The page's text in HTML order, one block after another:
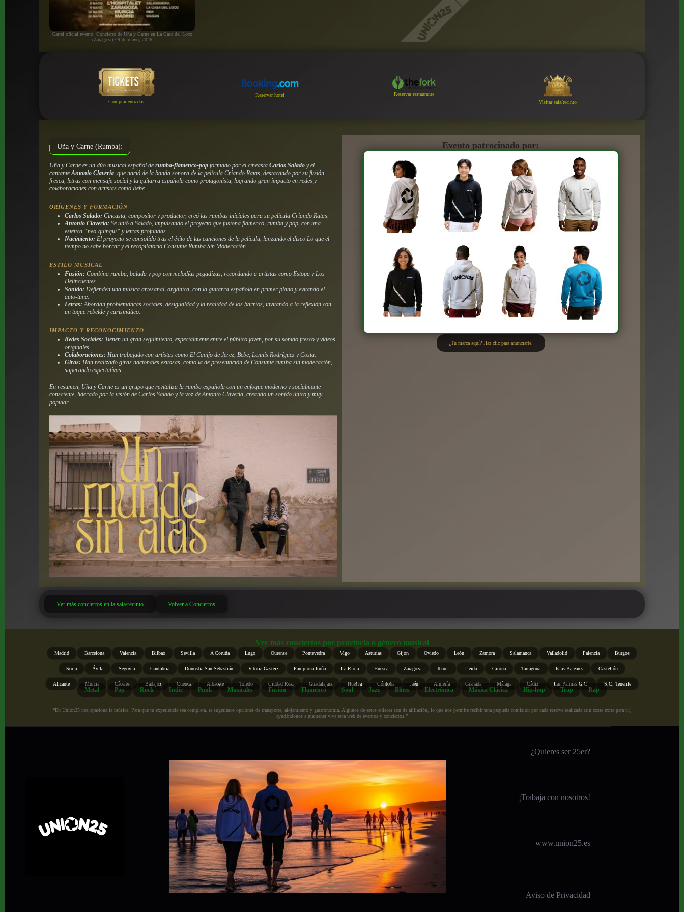
Cartel oficial evento: Concierto de Uña y Carne en La Casa del Loco
(Zaragoza) · 9 de mayo, 2026
Comprar entradas
Reservar hotel
Reservar restaurante
Visitar sala/recinto
Uña y Carne (Rumba):
Uña y Carne es un dúo musical español derumba-flamenco-pop formado por el cineastaCarlos Salado y el
cantanteAntonio Clavería, que nació de la banda sonora de la películaCriando Ratas, destacando por su fusión
fresca, letras con mensaje social y la guitarra española como protagonista, logrando gran impacto en redes y
colaboraciones con artistas como Bebe.
ORÍGENES Y FORMACIÓN
Carlos Salado: Cineasta, compositor y productor, creó las rumbas iniciales para su películaCriando Ratas.
Antonio Clavería: Se unió a Salado, impulsando el proyecto que fusiona flamenco, rumba y pop, con una
estética “neo-quinqui” y letras profundas.
Nacimiento: El proyecto se consolidó tras el éxito de las canciones de la película, lanzando el discoLo que el
tiempo no sabe borrar y el recopilatorioConsume Rumba Sin Moderación.
ESTILO MUSICAL
Fusión: Combina rumba, balada y pop con melodías pegadizas, recordando a artistas como Estopa y Los
Delincüentes.
Sonido: Defienden una música artesanal, orgánica, con la guitarra española en primer plano y evitando el
auto-tune.
Letras: Abordan problemáticas sociales, desigualdad y la realidad de los barrios, invitando a la reflexión con
un toque rebelde y carismático.
IMPACTO Y RECONOCIMIENTO
Redes Sociales: Tienen un gran seguimiento, especialmente entre el público joven, por su sonido fresco y vídeos
originales.
Colaboraciones: Han trabajado con artistas como El Canijo de Jerez, Bebe, Lennis Rodríguez y Costa.
Giras: Han realizado giras nacionales exitosas, como la de presentación deConsume rumba sin moderación,
superando expectativas.
En resumen, Uña y Carne es un grupo que revitaliza la rumba española con un enfoque moderno y socialmente
consciente, liderado por la visión de Carlos Salado y la voz de Antonio Clavería, creando un sonido único y muy
popular.
Evento patrocinado por:
¿Tu marca aquí? Haz clic para anunciarte.
Ver más conciertos en la sala/recinto Volver a Conciertos
Ver más conciertos por provincia o género musical
Madrid Barcelona Valencia Bilbao Sevilla A Coruña Lugo Ourense Pontevedra Vigo Asturias Gijón Oviedo León Zamora Salamanca Valladolid Palencia Burgos
Soria Ávila Segovia Cantabria Donostia-San Sebastián Vitoria-Gasteiz Pamplona-Iruña La Rioja Huesca Zaragoza Teruel Lleida Girona Tarragona Islas Baleares Castellón
Alicante Murcia Cáceres Badajoz Cuenca Albacete Toledo Ciudad Real Guadalajara Huelva Córdoba Jaén Almería Granada Málaga Cádiz Las Palmas G.C. S.C. Tenerife
Metal Pop Rock Indie Punk Musicales Fusión Flamenco Soul Jazz Blues Electrónica Música Clásica Hip-hop Trap Rap
“En Union25 nos apasiona la música. Para que tu experiencia sea completa, te sugerimos opciones de transporte, alojamiento y gastronomía. Algunos de estos enlaces son de afiliación, lo que nos permite recibir una pequeña comisión por cada reserva realizada (sin coste extra para ti),
ayudándonos a mantener viva esta web de eventos y conciertos.”
¿Quieres ser 25er?
¡Trabaja con nosotros!
www.union25.es
Aviso de Privacidad